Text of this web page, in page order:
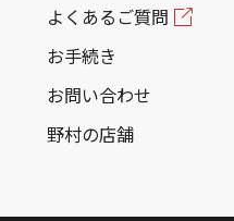
よくあるご質問
お手続き
お問い合わせ
野村の店舗